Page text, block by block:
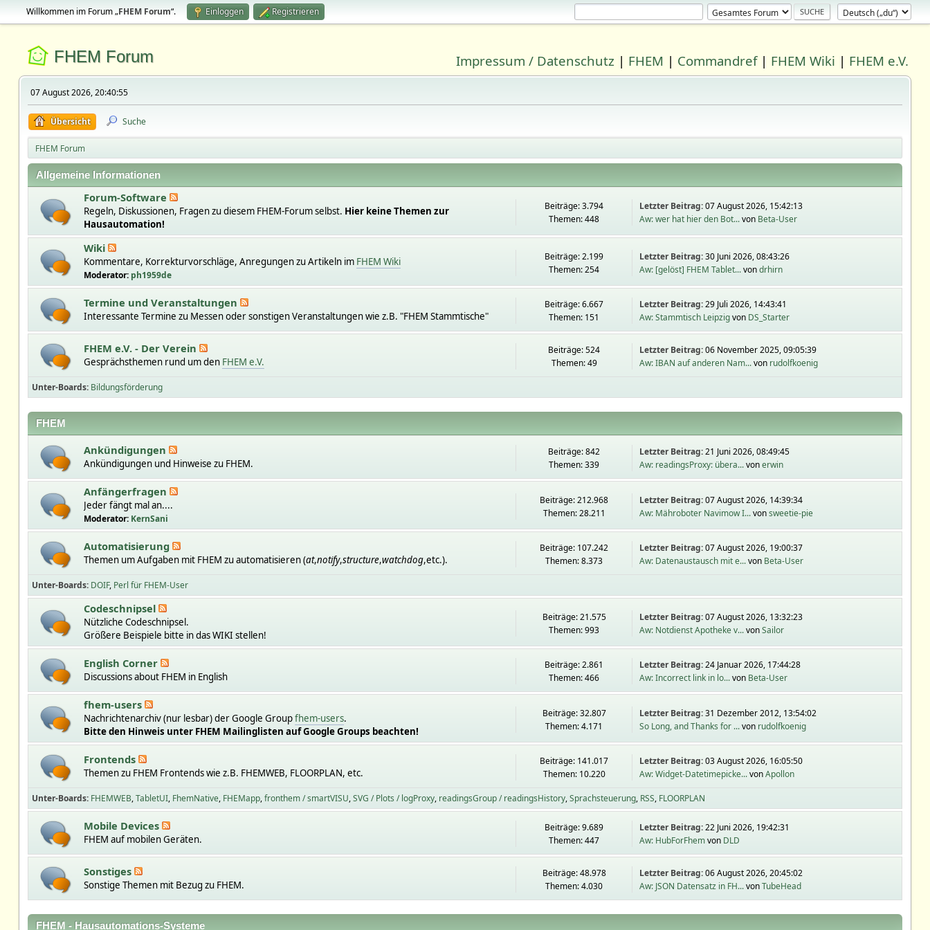
Willkommen im Forum „FHEM Forum“. Einloggen Registrieren
FHEM Forum Impressum / Datenschutz | FHEM | Commandref| FHEM Wiki | FHEM e.V.
07 August 2026, 20:40:55
Übersicht Suche
FHEM Forum
Allgemeine Informationen
Forum-Software
Regeln, Diskussionen, Fragen zu diesem FHEM-Forum selbst. Hier keine Themen zur
Hausautomation!
Beiträge: 3.794
Themen: 448
Letzter Beitrag:07 August 2026, 15:42:13
Aw: wer hat hier den Bot...von Beta-User
Wiki
Kommentare, Korrekturvorschläge, Anregungen zu Artikeln im FHEM Wiki
Moderator: ph1959de
Beiträge: 2.199
Themen: 254
Letzter Beitrag:30 Juni 2026, 08:43:26
Aw: [gelöst] FHEM Tablet...vondrhirn
Termine und Veranstaltungen
Interessante Termine zu Messen oder sonstigen Veranstaltungen wie z.B. "FHEM Stammtische"
Beiträge: 6.667
Themen: 151
Letzter Beitrag:29 Juli 2026, 14:43:41
Aw: Stammtisch Leipzigvon DS_Starter
FHEM e.V. - Der Verein
Gesprächsthemen rund um den FHEM e.V.
Beiträge: 524
Themen: 49
Letzter Beitrag:06 November 2025, 09:05:39
Aw: IBAN auf anderen Nam...von rudolfkoenig
Unter-Boards Bildungsförderung
FHEM
Ankündigungen
Ankündigungen und Hinweise zu FHEM.
Beiträge: 842
Themen: 339
Letzter Beitrag:21 Juni 2026, 08:49:45
Aw: readingsProxy: übera...vonerwin
Anfängerfragen
Jeder fängt mal an....
Moderator: KernSani
Beiträge: 212.968
Themen: 28.211
Letzter Beitrag:07 August 2026, 14:39:34
Aw: Mähroboter Navimow I...vonsweetie-pie
Automatisierung
Themen um Aufgaben mit FHEM zu automatisieren (at,notify,structure,watchdog,etc.).
Beiträge: 107.242
Themen: 8.373
Letzter Beitrag:07 August 2026, 19:00:37
Aw: Datenaustausch mit e...von Beta-User
Unter-Boards DOIF Perl für FHEM-User
Codeschnipsel
Nützliche Codeschnipsel.
Größere Beispiele bitte in das WIKI stellen!
Beiträge: 21.575
Themen: 993
Letzter Beitrag:07 August 2026, 13:32:23
Aw: Notdienst Apotheke v...vonSailor
English Corner
Discussions about FHEM in English
Beiträge: 2.861
Themen: 466
Letzter Beitrag:24 Januar 2026, 17:44:28
Aw: Incorrect link in lo...von Beta-User
fhem-users
Nachrichtenarchiv (nur lesbar) der Google Groupfhem-users.
Bitte den Hinweis unter FHEM Mailinglisten auf Google Groups beachten!
Beiträge: 32.807
Themen: 4.171
Letzter Beitrag:31 Dezember 2012, 13:54:02
So Long, and Thanks for ...von rudolfkoenig
Frontends
Themen zu FHEM Frontends wie z.B. FHEMWEB, FLOORPLAN, etc.
Beiträge: 141.017
Themen: 10.220
Letzter Beitrag:03 August 2026, 16:05:50
Aw: Widget-Datetimepicke...vonApollon
Unter-Boards FHEMWEB TabletUI FhemNative FHEMapp fronthem / smartVISU SVG / Plots / logProxy readingsGroup / readingsHistory Sprachsteuerung RSS FLOORPLAN
Mobile Devices
FHEM auf mobilen Geräten.
Beiträge: 9.689
Themen: 447
Letzter Beitrag:22 Juni 2026, 19:42:31
Aw: HubForFhemvon DLD
Sonstiges
Sonstige Themen mit Bezug zu FHEM.
Beiträge: 48.978
Themen: 4.030
Letzter Beitrag:06 August 2026, 20:45:02
Aw: JSON Datensatz in FH...vonTubeHead
FHEM - Hausautomations-Systeme